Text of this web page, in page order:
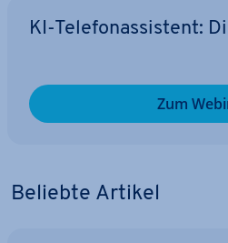
KI-Te­le­fon­as­sis­tent:
Zum
Beliebte Artikel